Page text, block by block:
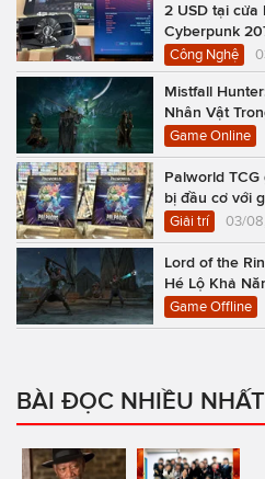
2 USD tại cửa
Cyberpunk
Công Nghệ
Mistfall
Nhân Vật
Game Online
Palworld
bị đầu cơ với
Giải trí 03/
Lord of the
Hé Lộ Khả
Game Offline
BÀI ĐỌC NHIỀU NHẤT